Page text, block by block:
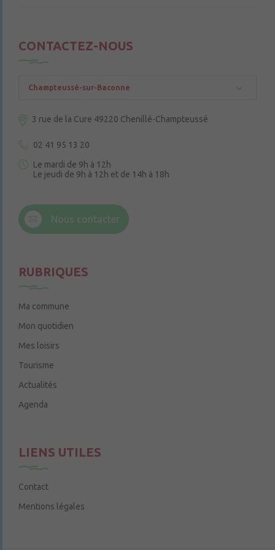
CONTACTEZ-NOUS
Champteussé-sur-Baconne
3 rue de la Cure 49220 Chenillé-Champteussé
02 41 95 13 20
Le mardi de 9h à 12h
Le jeudi de 9h à 12h et de 14h à 18h
Nous contacter
RUBRIQUES
Ma commune
Mon quotidien
Mes loisirs
Tourisme
Actualités
Agenda
LIENS UTILES
Contact
Mentions légales